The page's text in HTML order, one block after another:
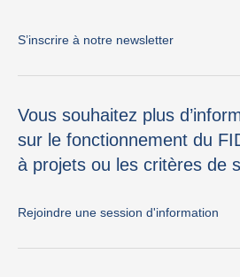
S’inscrire à notre newsletter
Vous souhaitez plus
sur le fonctionnement du
à projets ou les critères de
Rejoindre une session d'information